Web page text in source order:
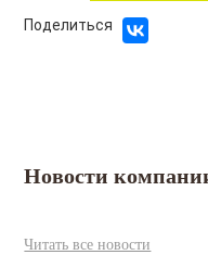
Поделиться
Новости
Читать все новости